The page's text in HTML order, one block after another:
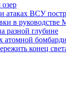
атаках ВСУ
в
разной глубине
атомной
конец